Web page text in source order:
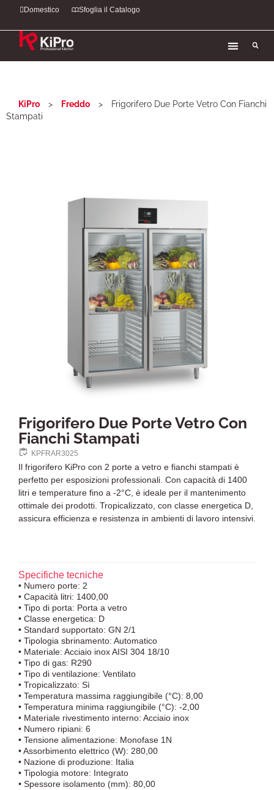
Domestico Sfoglia il Catalogo
KiPro > Freddo >
Frigorifero Due Porte Vetro Con Fianchi
Stampati
Frigorifero Due Porte Vetro Con
Fianchi Stampati
KPFRAR3025
Il frigorifero KiPro con 2 porte a vetro e fianchi stampati è
perfetto per esposizioni professionali. Con capacità di 1400
litri e temperature fino a -2°C, è ideale per il mantenimento
ottimale dei prodotti. Tropicalizzato, con classe energetica D,
assicura efficienza e resistenza in ambienti di lavoro intensivi.
Specifiche tecniche
• Numero porte: 2
• Capacità litri: 1400,00
• Tipo di porta: Porta a vetro
• Classe energetica: D
• Standard supportato: GN 2/1
• Tipologia sbrinamento: Automatico
• Materiale: Acciaio inox AISI 304 18/10
• Tipo di gas: R290
• Tipo di ventilazione: Ventilato
• Tropicalizzato: Sì
• Temperatura massima raggiungibile (°C): 8,00
• Temperatura minima raggiungibile (°C): -2,00
• Materiale rivestimento interno: Acciaio inox
• Numero ripiani: 6
• Tensione alimentazione: Monofase 1N
• Assorbimento elettrico (W): 280,00
• Nazione di produzione: Italia
• Tipologia motore: Integrato
• Spessore isolamento (mm): 80,00